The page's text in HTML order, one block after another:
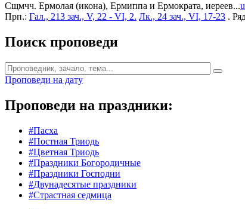
Сщмчч. Ермолая (икона), Ермиппа и Ермократа, иереев...
Прп.: Гал., 213 зач., V, 22 - VI, 2. Лк., 24 зач., VI, 17-23 .
Поиск проповеди
Проповеди на дату
Проповеди на праздники:
#Пасха
#Постная Триодь
#Цветная Триодь
#Праздники Богородичные
#Праздники Господни
#Двунадесятые праздники
#Страстная седмица